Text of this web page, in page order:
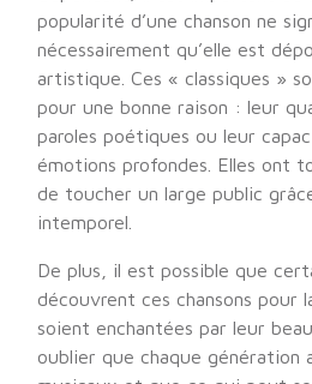
popularité d’une chanson ne
nécessairement qu’elle est
artistique. Ces « classiques »
pour une bonne raison : leur
paroles poétiques ou leur
émotions profondes. Elles ont
de toucher un large public
intemporel.
De plus, il est possible que
découvrent ces chansons pour
soient enchantées par leur
oublier que chaque génération